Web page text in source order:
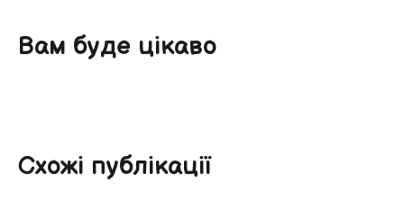
Вам буде цікаво
Схожі публікації